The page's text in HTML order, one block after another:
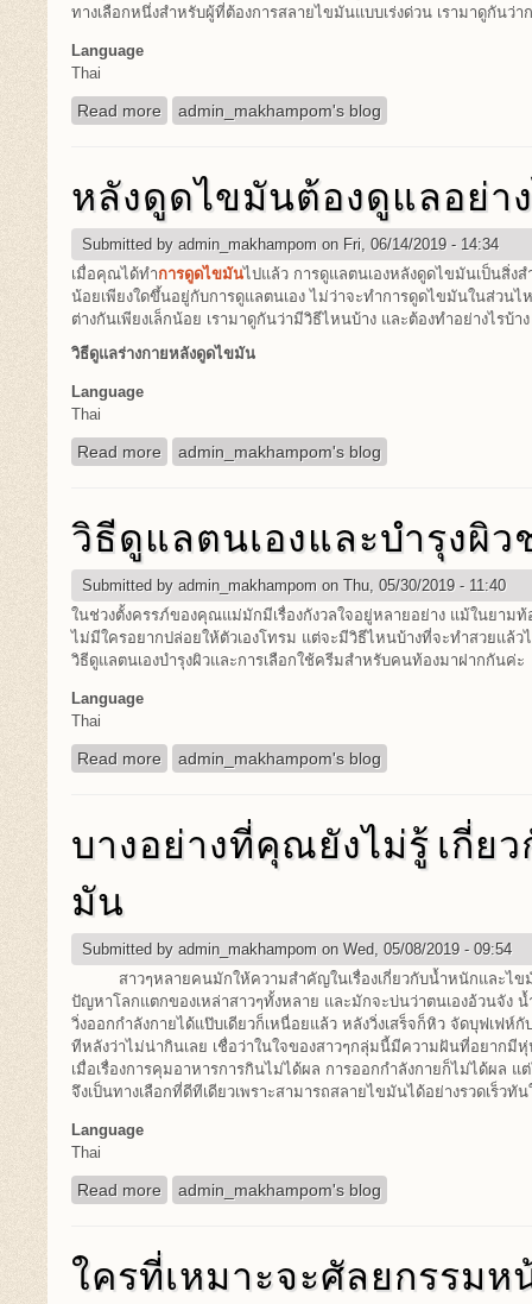
ทางเลือกหนึ่งสำหรับผู้ที่ต้องการสลายไขมันแบบเร่งด่วน เรามาดูกันว่
Language
Thai
Read more about ขาใหญ่เกินไปมั้ย? ลดได้ง่ายๆด้วยการดูดไ
admin_makhampom's blog
หลังดูดไขมันต้องดูแลอย่า
Submitted by admin_makhampom on Fri, 06/14/2019 - 14:34
เมื่อคุณได้ทำการดูดไขมันไปแล้ว การดูแลตนเองหลังดูดไขมันเป็นสิ่ง
น้อยเพียงใดขึ้นอยู่กับการดูแลตนเอง ไม่ว่าจะทำการดูดไขมันในส่วน
ต่างกันเพียงเล็กน้อย เรามาดูกันว่ามีวิธีไหนบ้าง และต้องทำอย่างไรบ้า
วิธีดูแลร่างกายหลังดูดไขมัน
Language
Thai
Read more about หลังดูดไขมันต้องดูแลอย่างไรบ้าง
admin_makhampom's blog
วิธีดูแลตนเองและบำรุงผิว
Submitted by admin_makhampom on Thu, 05/30/2019 - 11:40
ในช่วงตั้งครรภ์ของคุณแม่มักมีเรื่องกังวลใจอยู่หลายอย่าง แม้ในยาม
ไม่มีใครอยากปล่อยให้ตัวเองโทรม แต่จะมีวิธีไหนบ้างที่จะทำสวยแล้ว
วิธีดูแลตนเองบำรุงผิวและการเลือกใช้ครีมสำหรับคนท้องมาฝากกันค่ะ
Language
Thai
Read more about วิธีดูแลตนเองและบำรุงผิวช่วงตั้งครรภ์
admin_makhampom's blog
บางอย่างที่คุณยังไม่รู้ เกี่ย
มัน
Submitted by admin_makhampom on Wed, 05/08/2019 - 09:54
สาวๆหลายคนมักให้ความสำคัญในเรื่องเกี่ยวกับน้ำหนักและไขมั
ปัญหาโลกแตกของเหล่าสาวๆทั้งหลาย และมักจะบ่นว่าตนเองอ้วนจัง
วิ่งออกกำลังกายได้แป๊บเดียวก็เหนื่อยแล้ว หลังวิ่งเสร็จก็หิว จัดบุฟเฟห์
ทีหลังว่าไม่น่ากินเลย เชื่อว่าในใจของสาวๆกลุ่มนี้มีความฝันที่อยากมี
เมื่อเรื่องการคุมอาหารการกินไม่ได้ผล การออกกำลังกายก็ไม่ได้ผล
จึงเป็นทางเลือกที่ดีทีเดียวเพราะสามารถสลายไขมันได้อย่างรวดเร็วทัน
Language
Thai
Read more about บางอย่างที่คุณยังไม่รู้ เกี่ยวกับการดูดไขมัน
admin_makhampom's blog
ใครที่เหมาะจะศัลยกรรมห